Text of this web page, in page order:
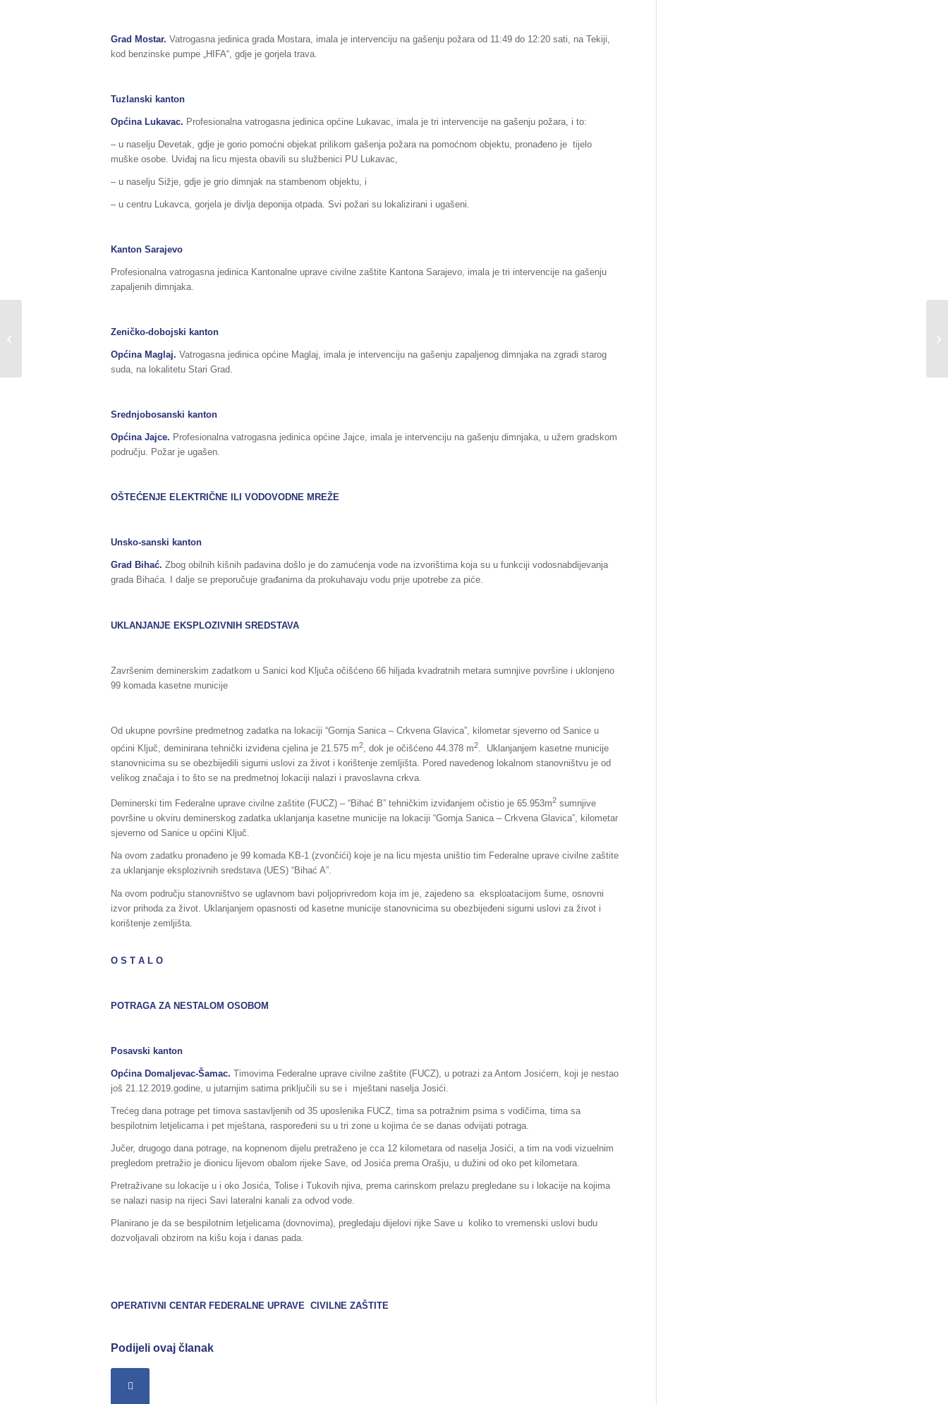
Grad Mostar. Vatrogasna jedinica grada Mostara, imala je intervenciju na gašenju požara od 11:49 do 12:20 sati, na Tekiji,
kod benzinske pumpe „HIFA“, gdje je gorjela trava.
Tuzlanski kanton
Općina Lukavac. Profesionalna vatrogasna jedinica općine Lukavac, imala je tri intervencije na gašenju požara, i to:
– u naselju Devetak, gdje je gorio pomoćni objekat prilikom gašenja požara na pomoćnom objektu, pronađeno je tijelo
muške osobe. Uviđaj na licu mjesta obavili su službenici PU Lukavac,
– u naselju Sižje, gdje je grio dimnjak na stambenom objektu, i
– u centru Lukavca, gorjela je divlja deponija otpada. Svi požari su lokalizirani i ugašeni.
Kanton Sarajevo
Profesionalna vatrogasna jedinica Kantonalne uprave civilne zaštite Kantona Sarajevo, imala je tri intervencije na gašenju
zapaljenih dimnjaka.
Zeničko-dobojski kanton
Općina Maglaj. Vatrogasna jedinica općine Maglaj, imala je intervenciju na gašenju zapaljenog dimnjaka na zgradi starog
suda, na lokalitetu Stari Grad.
Srednjobosanski kanton
Općina Jajce. Profesionalna vatrogasna jedinica općine Jajce, imala je intervenciju na gašenju dimnjaka, u užem gradskom
području. Požar je ugašen.
OŠTEĆENJE ELEKTRIČNE ILI VODOVODNE MREŽE
Unsko-sanski kanton
Grad Bihać. Zbog obilnih kišnih padavina došlo je do zamućenja vode na izvorištima koja su u funkciji vodosnabdijevanja
grada Bihaća. I dalje se preporučuje građanima da prokuhavaju vodu prije upotrebe za piće.
UKLANJANJE EKSPLOZIVNIH SREDSTAVA
Završenim deminerskim zadatkom u Sanici kod Ključa očišćeno 66 hiljada kvadratnih metara sumnjive površine i uklonjeno
99 komada kasetne municije
Od ukupne površine predmetnog zadatka na lokaciji “Gornja Sanica – Crkvena Glavica”, kilometar sjeverno od Sanice u
općini Ključ, deminirana tehnički izviđena cjelina je 21.575 m2, dok je očišćeno 44.378 m2. Uklanjanjem kasetne municije
stanovnicima su se obezbijedili sigurni uslovi za život i korištenje zemljišta. Pored navedenog lokalnom stanovništvu je od
velikog značaja i to što se na predmetnoj lokaciji nalazi i pravoslavna crkva.
Deminerski tim Federalne uprave civilne zaštite (FUCZ) – “Bihać B” tehničkim izviđanjem očistio je 65.953m2 sumnjive
površine u okviru deminerskog zadatka uklanjanja kasetne municije na lokaciji “Gornja Sanica – Crkvena Glavica”, kilometar
sjeverno od Sanice u općini Ključ.
Na ovom zadatku pronađeno je 99 komada KB-1 (zvončići) koje je na licu mjesta uništio tim Federalne uprave civilne zaštite
za uklanjanje eksplozivnih sredstava (UES) “Bihać A”.
Na ovom području stanovništvo se uglavnom bavi poljoprivredom koja im je, zajedeno sa eksploatacijom šume, osnovni
izvor prihoda za život. Uklanjanjem opasnosti od kasetne municije stanovnicima su obezbijeđeni sigurni uslovi za život i
korištenje zemljišta.
O S T A L O
POTRAGA ZA NESTALOM OSOBOM
Posavski kanton
Općina Domaljevac-Šamac. Timovima Federalne uprave civilne zaštite (FUCZ), u potrazi za Antom Josićem, koji je nestao
još 21.12.2019.godine, u jutarnjim satima priključili su se i mještani naselja Josići.
Trećeg dana potrage pet timova sastavljenih od 35 uposlenika FUCZ, tima sa potražnim psima s vodičima, tima sa
bespilotnim letjelicama i pet mještana, raspoređeni su u tri zone u kojima će se danas odvijati potraga.
Jučer, drugogo dana potrage, na kopnenom dijelu pretraženo je cca 12 kilometara od naselja Josići, a tim na vodi vizuelnim
pregledom pretražio je dionicu lijevom obalom rijeke Save, od Josića prema Orašju, u dužini od oko pet kilometara.
Pretraživane su lokacije u i oko Josića, Tolise i Tukovih njiva, prema carinskom prelazu pregledane su i lokacije na kojima
se nalazi nasip na rijeci Savi lateralni kanali za odvod vode.
Planirano je da se bespilotnim letjelicama (dovnovima), pregledaju dijelovi rijke Save u koliko to vremenski uslovi budu
dozvoljavali obzirom na kišu koja i danas pada.
OPERATIVNI CENTAR FEDERALNE UPRAVE CIVILNE ZAŠTITE
Podijeli ovaj članak
zadatkom u Sanici kod